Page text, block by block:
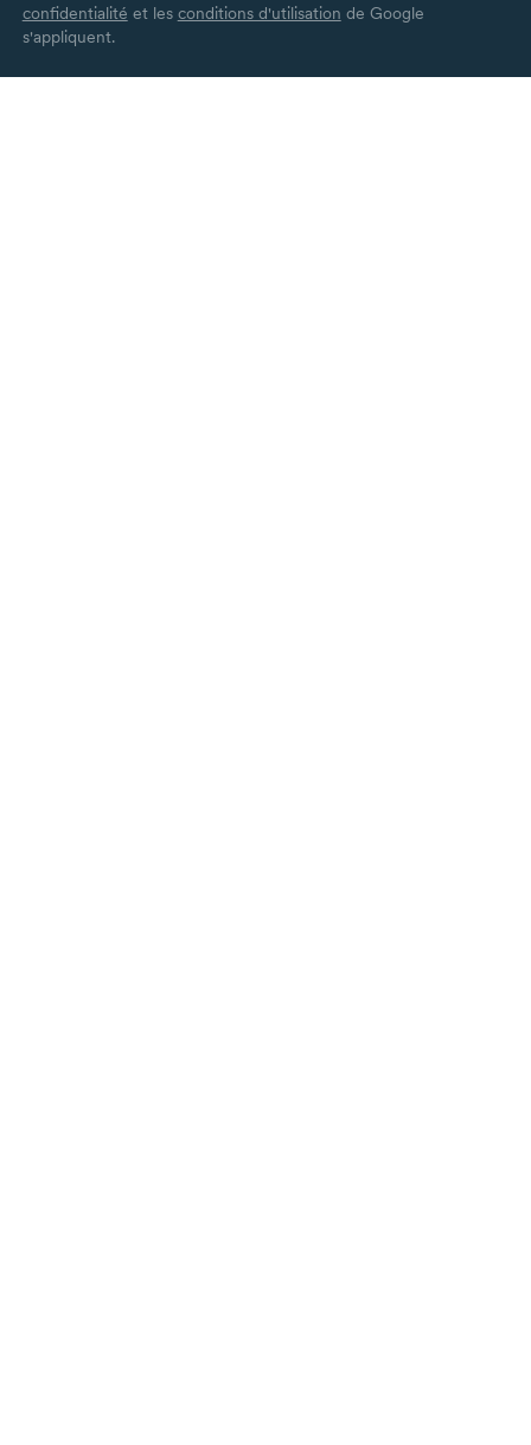
confidentialité et les conditions d'utilisation de Google
s'appliquent.